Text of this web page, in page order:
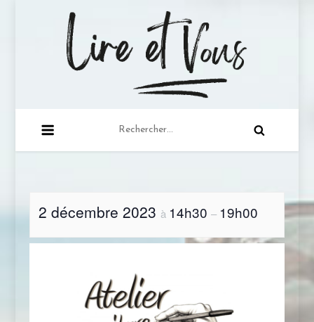
passion de la lecture …
2 décembre 2023 à 14h30– 19h00